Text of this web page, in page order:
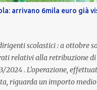
alle prerogative garantite
Non è un bonus temporaneo
ma una voce strutturale di
in base al cost...
arrivano 6mila euro già
scolastici : a ottobre
relativi alla retribuzione
2024 . L’operazione,
riguarda un importo